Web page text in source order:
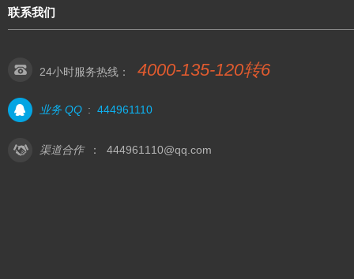
联系我们
24小时服务热线： 4000-135-120转6
业务 QQ : 444961110
渠道合作 ： 444961110@qq.com